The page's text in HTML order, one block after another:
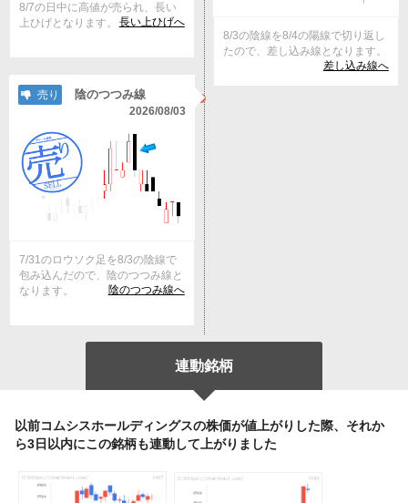
8/7の日中に高値が売られ、長い
上ひげとなります。
長い上ひげへ
8/3の陰線を8/4の陽線で切り返し
たので、差し込み線となります。
差し込み線へ
売り 陰のつつみ線
2026/08/03
7/31のロウソク足を8/3の陰線で
包み込んだので、陰のつつみ線と
なります。
陰のつつみ線へ
連動銘柄
以前コムシスホールディングスの株価が値上がりした際、それか
ら3日以内にこの銘柄も連動して上がりました